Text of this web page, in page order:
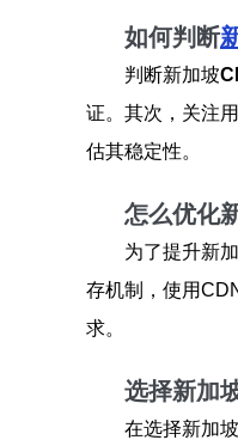
如何判断
判断新加坡
证。其次，关注
估其稳定性。
怎么优化
为了提升新
存机制，使用
求。
选择新加
在选择新加坡